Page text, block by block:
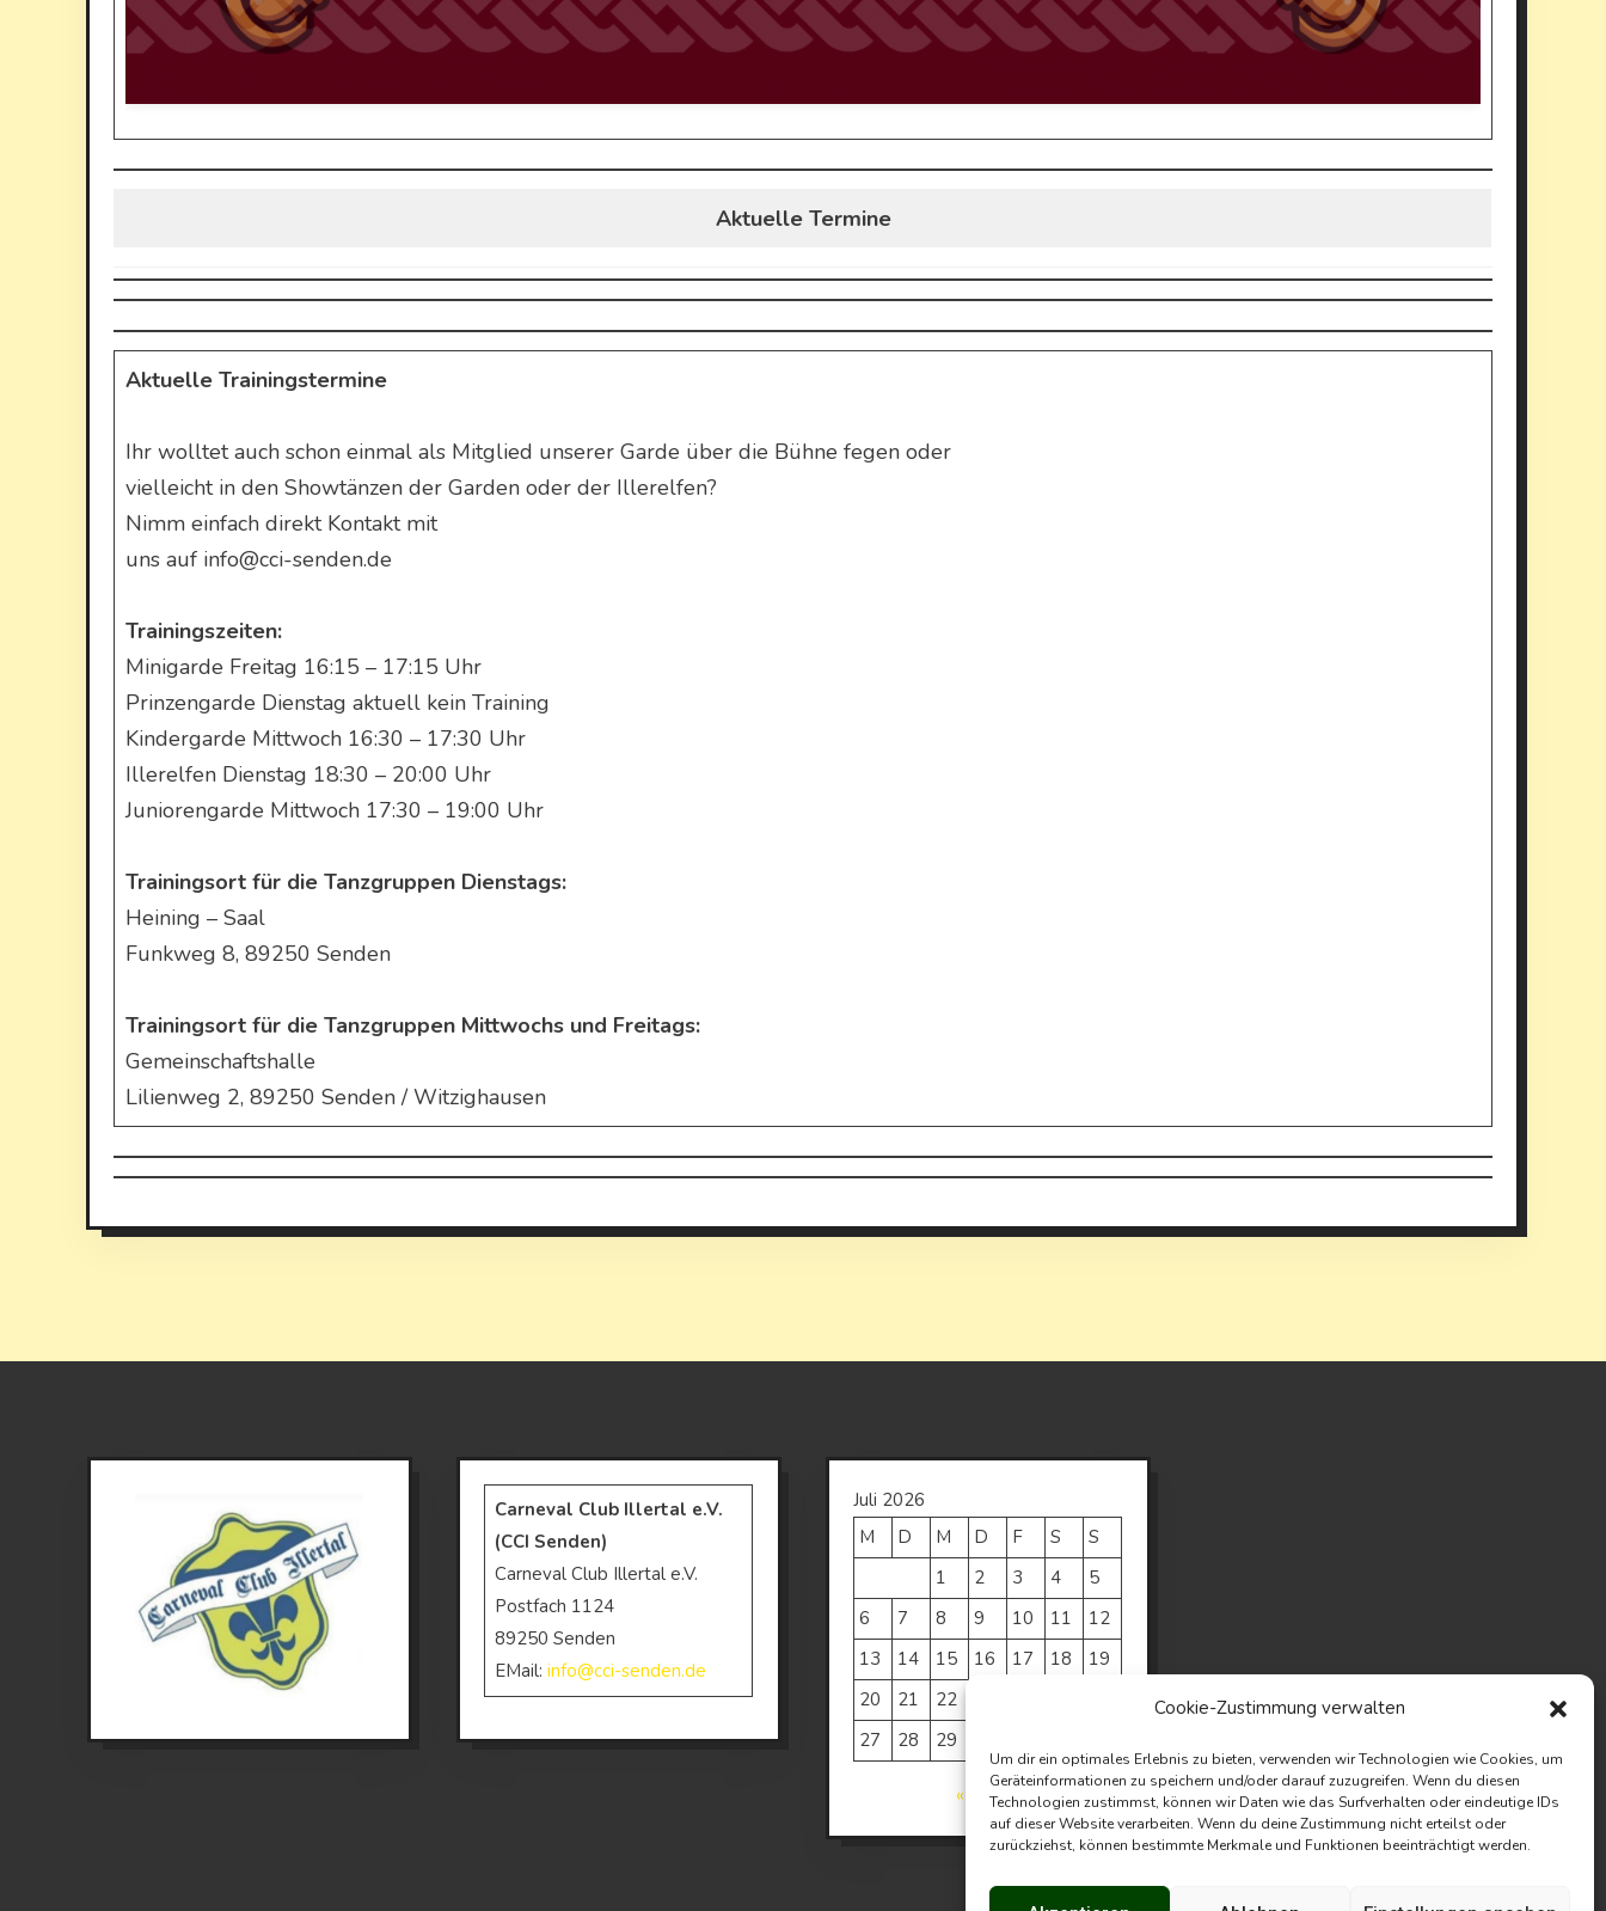
Cookie-Zustimmung verwalten
Um dir ein optimales Erlebnis zu bieten, verwenden wir Technologien wie Cookies, um
Geräteinformationen zu speichern und/oder darauf zuzugreifen. Wenn du diesen
Technologien zustimmst, können wir Daten wie das Surfverhalten oder eindeutige IDs
auf dieser Website verarbeiten. Wenn du deine Zustimmung nicht erteilst oder
zurückziehst, können bestimmte Merkmale und Funktionen beeinträchtigt werden.
Aktuelle Termine
Aktuelle Trainingstermine
Ihr wolltet auch schon einmal als Mitglied unserer Garde über die Bühne fegen oder
vielleicht in den Showtänzen der Garden oder der Illerelfen?
Nimm einfach direkt Kontakt mit
uns auf info@cci-senden.de
Trainingszeiten:
Minigarde Freitag 16:15 – 17:15 Uhr
Prinzengarde Dienstag aktuell kein Training
Kindergarde Mittwoch 16:30 – 17:30 Uhr
Illerelfen Dienstag 18:30 – 20:00 Uhr
Juniorengarde Mittwoch 17:30 – 19:00 Uhr
Trainingsort für die Tanzgruppen Dienstags:
Heining – Saal
Funkweg 8, 89250 Senden
Trainingsort für die Tanzgruppen Mittwochs und Freitags:
Gemeinschaftshalle
Lilienweg 2, 89250 Senden / Witzighausen
Carneval Club Illertal e.V.
(CCI Senden)
Carneval Club Illertal e.V.
Postfach 1124
89250 Senden
EMail: info@cci-senden.de
Juli 2026
M
D M D F S
S
1
2 3 4
5
6
7 8 9 10 11
12
13
14 15 16 17 18
19
20
21 22
27
28 29
« Okt.